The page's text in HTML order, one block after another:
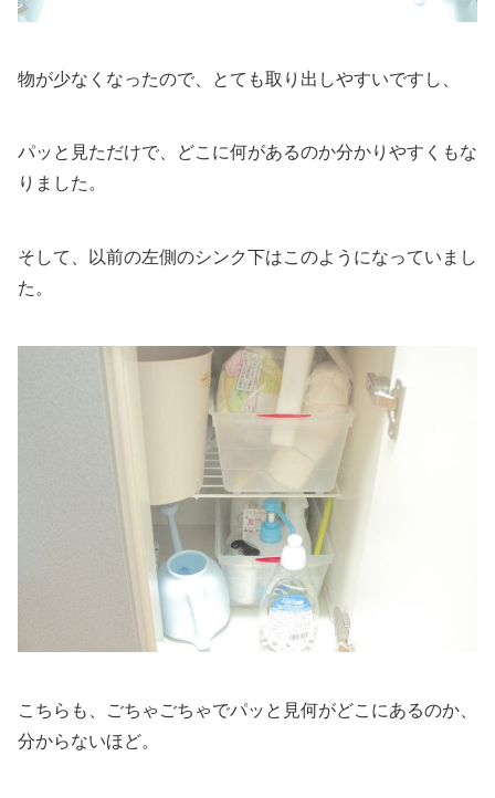
物が少なくなったので、とても取り出しやすいですし、
パッと見ただけで、どこに何があるのか分かりやすくもな
りました。
そして、以前の左側のシンク下はこのようになっていまし
た。
こちらも、ごちゃごちゃでパッと見何がどこにあるのか、
分からないほど。